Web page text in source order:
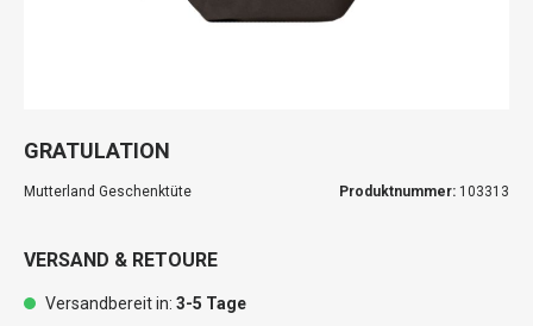
GRATULATION
Mutterland Geschenktüte Produktnummer: 103313
VERSAND & RETOURE
Versandbereit in: 3-5 Tage